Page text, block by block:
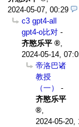
2024-05-07, 00:29
c3 gpt4-all
gpt4-o比对 -
齐愍乐平
2024-05-14,
帝洛巴诸
教授
（一）
-
齐愍乐平
2024-05-20,